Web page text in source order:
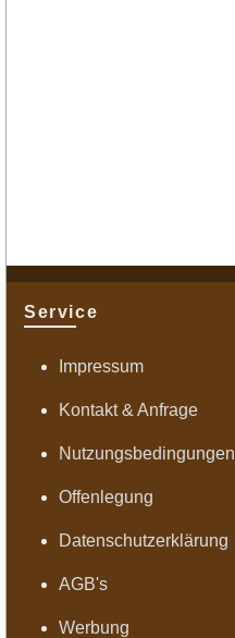
Service
Impressum
Kontakt & Anfrage
Nutzungsbedingungen
Offenlegung
Datenschutzerklärung
AGB's
Werbung